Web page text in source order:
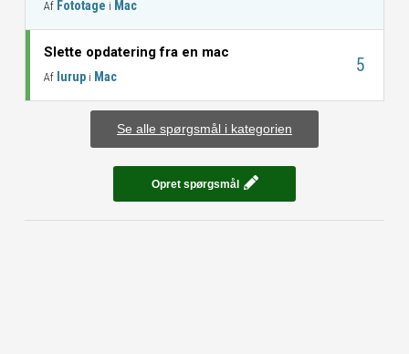
Af Fototage i Mac
Slette opdatering fra en mac
Af lurup i Mac
5
Se alle spørgsmål i kategorien
Opret spørgsmål